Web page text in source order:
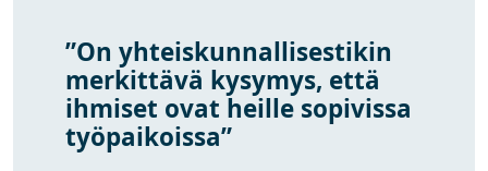
”On yhteiskunnallisestikin
merkittävä kysymys, että
ihmiset ovat heille sopivissa
työpaikoissa”